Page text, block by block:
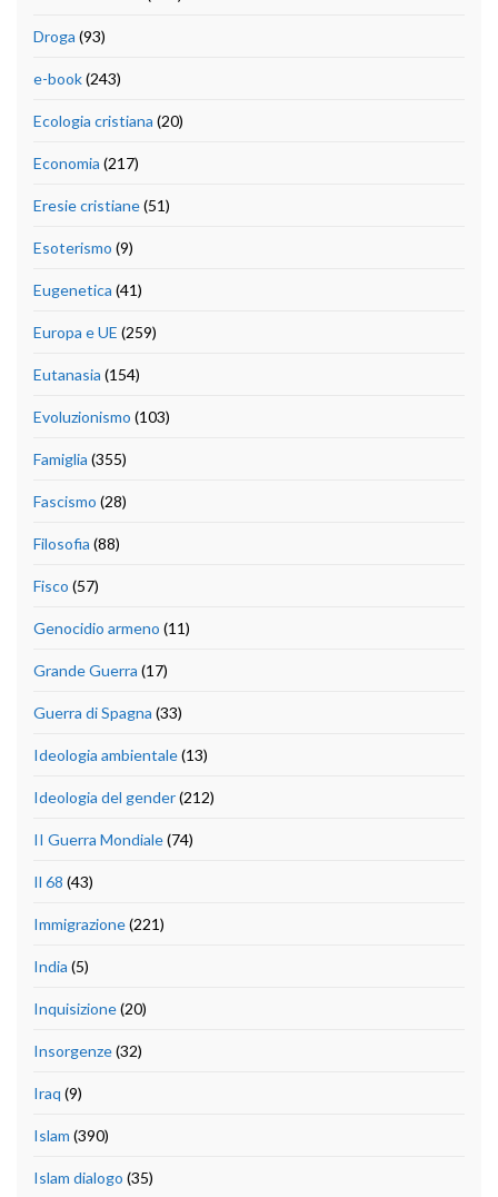
Droga (93)
e-book(243)
Ecologia cristiana (20)
Economia (217)
Eresie cristiane(51)
Esoterismo (9)
Eugenetica (41)
Europa e UE (259)
Eutanasia (154)
Evoluzionismo (103)
Famiglia (355)
Fascismo (28)
Filosofia (88)
Fisco (57)
Genocidio armeno (11)
Grande Guerra (17)
Guerra di Spagna (33)
Ideologia ambientale(13)
Ideologia del gender(212)
II Guerra Mondiale(74)
Il 68 (43)
Immigrazione(221)
India (5)
Inquisizione(20)
Insorgenze(32)
Iraq (9)
Islam (390)
Islam dialogo (35)